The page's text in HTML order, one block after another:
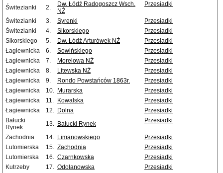
Świtezianki
2.
Dw. Łódź Radogoszcz Wsch.
NŻ
Przesiadki
Świtezianki 3. Syrenki
Przesiadki
Świtezianki
4. Sikorskiego
Przesiadki
Sikorskiego
5. Dw. Łódź Arturówek NŻ
Przesiadki
Łagiewnicka
6. Sowińskiego
Przesiadki
Łagiewnicka
7. Morelowa NŻ
Przesiadki
Łagiewnicka
8. Litewska NŻ
Przesiadki
Łagiewnicka
9. Rondo Powstańców 1863r.
Przesiadki
Łagiewnicka
10. Murarska
Przesiadki
Łagiewnicka
11. Kowalska
Przesiadki
Łagiewnicka
12. Dolna
Przesiadki
Bałucki
Rynek
13. Bałucki Rynek Przesiadki
Zachodnia 14. Limanowskiego
Przesiadki
Lutomierska
15. Zachodnia
Przesiadki
Lutomierska
16. Czarnkowska
Przesiadki
Kutrzeby
17. Odolanowska
Przesiadki